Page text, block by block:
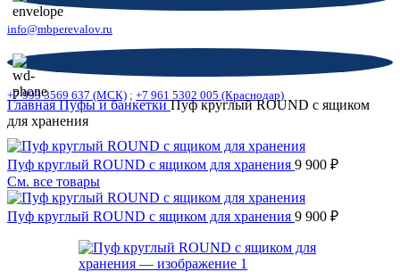
info@mbperevalov.ru
+7 993 3569 637 (МСК) ; +7 961 5302 005 (Краснодар)
ГлавнаяПуфы и банкеткиПуф круглый ROUND с ящиком
для хранения
Пуф круглый ROUND с ящиком для хранения 9 900 ₽
См. все товары
Пуф круглый ROUND с ящиком для хранения 9 900 ₽